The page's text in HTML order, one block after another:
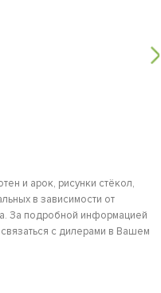
и арок, рисунки стёкол,
в зависимости от
За подробной информацией
с дилерами в Вашем